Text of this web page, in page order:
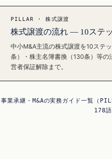
PILLAR · 株式譲渡
株式譲渡の流れ — 10ステ
中小M&A主流の株式譲渡を10ステ
条）・株主名簿書換（130条）等
営者保証解除まで。
事業承継・M&Aの実務ガイド一覧
178